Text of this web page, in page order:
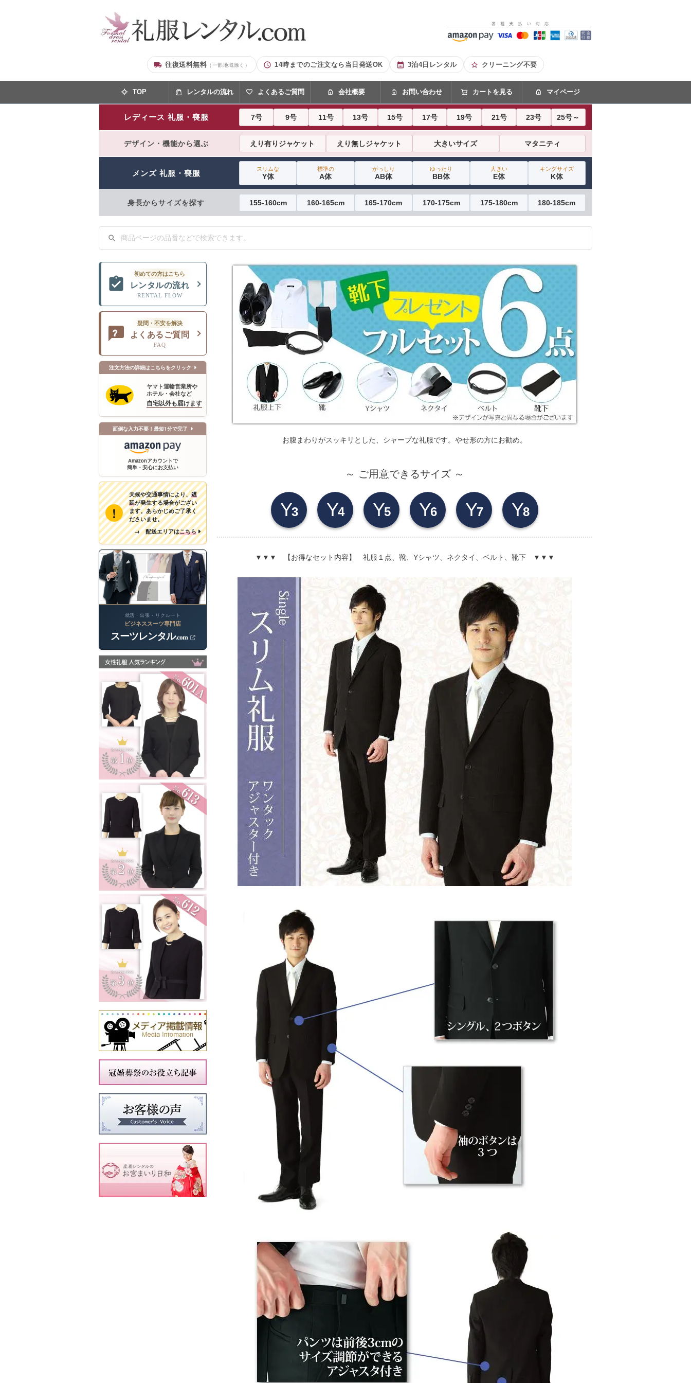
往復送料無料（一部地域除く） 14時までのご注文なら当日発送OK 3泊4日レンタル クリーニング不要
TOP レンタルの流れ よくあるご質問 会社概要 お問い合わせ カートを見る マイページ
レディース 礼服・喪服 7号 9号 11号 13号 15号 17号 19号 21号 23号 25号～
デザイン・機能から選ぶ えり有りジャケット えり無しジャケット 大きいサイズ マタニティ
メンズ 礼服・喪服 スリムな
Y体
標準の
A体
がっしり
AB体
ゆったり
BB体
大きい
E体
キングサイズ
K体
身長からサイズを探す 155-160cm 160-165cm 165-170cm 170-175cm 175-180cm 180-185cm
初めての方はこちら
レンタルの流れ
RENTAL FLOW
疑問・不安を解決
よくあるご質問
FAQ
注文方法の詳細はこちらをクリック
ヤマト運輸営業所や
ホテル・会社など
自宅以外も届けます
面倒な入力不要！最短1分で完了
Amazonアカウントで
簡単・安心にお支払い
!
天候や交通事情により、遅
延が発生する場合がござい
ます。あらかじめご了承く
ださいませ。
→ 配送エリアはこちら
就活・出張・リクルート
ビジネススーツ専門店
スーツレンタル.com
お腹まわりがスッキリとした、シャープな礼服です。やせ形の方にお勧め。
～ ご用意できるサイズ ～
Y3 Y4 Y5 Y6 Y7 Y8
▼▼▼ 【お得なセット内容】 礼服１点、靴、Yシャツ、ネクタイ、ベルト、靴下 ▼▼▼